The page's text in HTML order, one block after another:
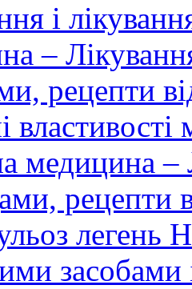
і
–
рецепти
медицина –
рецепти
легень
засобами